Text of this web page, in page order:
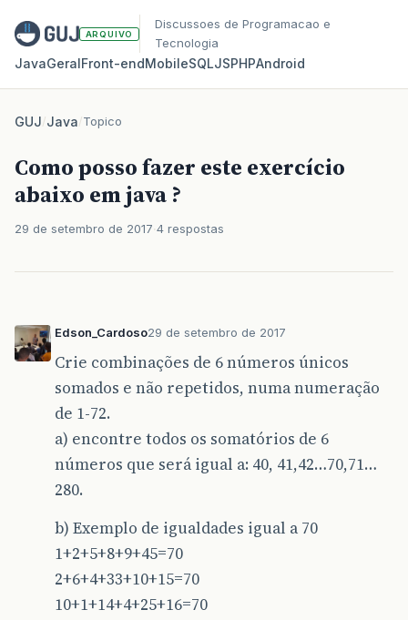
ARQUIVO
Discussoes de Programacao e
Tecnologia
JavaGeralFront‑endMobileSQLJSPHPAndroid
GUJ/Java/Topico
Como posso fazer este exercício
abaixo em java ?
29 de setembro de 2017 4 respostas
Edson_Cardoso29 de setembro de 2017
Crie combinações de 6 números únicos
somados e não repetidos, numa numeração
de 1-72.
a) encontre todos os somatórios de 6
números que será igual a: 40, 41,42…70,71…
280.
b) Exemplo de igualdades igual a 70
1+2+5+8+9+45=70
2+6+4+33+10+15=70
10+1+14+4+25+16=70